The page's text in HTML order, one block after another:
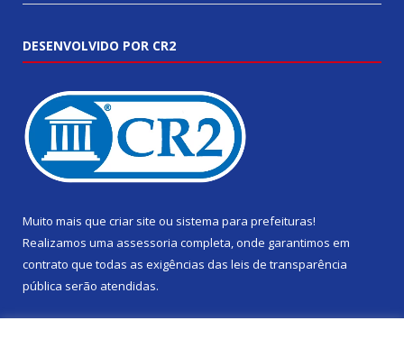
DESENVOLVIDO POR CR2
Muito mais que criar site ou sistema para prefeituras!
Realizamos uma assessoria completa, onde garantimos em
contrato que todas as exigências das leis de transparência
pública serão atendidas.